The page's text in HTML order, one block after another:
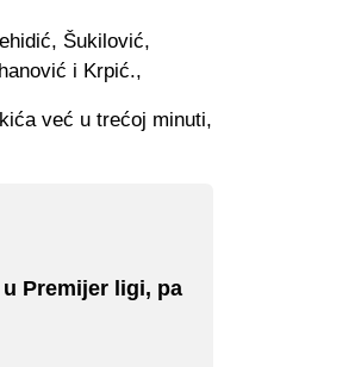
Šukilović,
i Krpić.,
već u trećoj minuti,
Premijer ligi, pa